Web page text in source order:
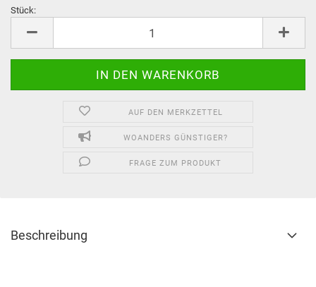
Stück:
AUF DEN MERKZETTEL
WOANDERS GÜNSTIGER?
FRAGE ZUM PRODUKT
Beschreibung